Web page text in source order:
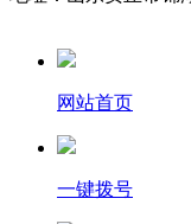
网站首页
一键拨号